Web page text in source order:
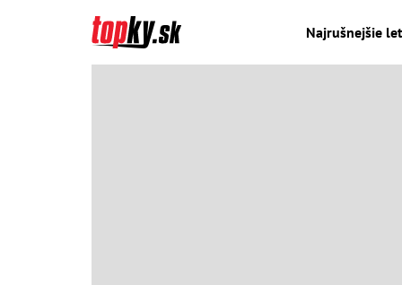
Najrušnejšie